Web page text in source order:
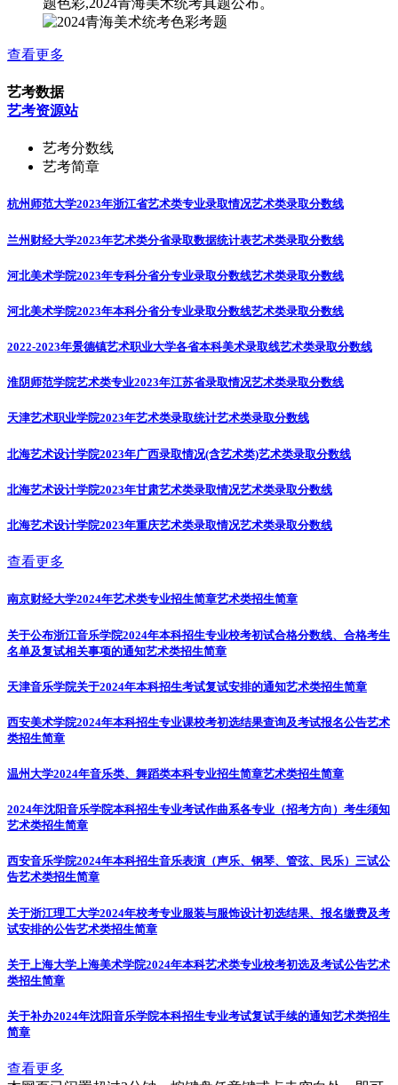
查看更多
艺考数据
艺考资源站
艺考分数线
艺考简章
杭州师范大学2023年浙江省艺术类专业录取情况艺术类录取分数线
兰州财经大学2023年艺术类分省录取数据统计表艺术类录取分数线
河北美术学院2023年专科分省分专业录取分数线艺术类录取分数线
河北美术学院2023年本科分省分专业录取分数线艺术类录取分数线
2022-2023年景德镇艺术职业大学各省本科美术录取线艺术类录取分数线
淮阴师范学院艺术类专业2023年江苏省录取情况艺术类录取分数线
天津艺术职业学院2023年艺术类录取统计艺术类录取分数线
北海艺术设计学院2023年广西录取情况(含艺术类)艺术类录取分数线
北海艺术设计学院2023年甘肃艺术类录取情况艺术类录取分数线
北海艺术设计学院2023年重庆艺术类录取情况艺术类录取分数线
查看更多
南京财经大学2024年艺术类专业招生简章艺术类招生简章
关于公布浙江音乐学院2024年本科招生专业校考初试合格分数线、合格考生
名单及复试相关事项的通知艺术类招生简章
天津音乐学院关于2024年本科招生考试复试安排的通知艺术类招生简章
西安美术学院2024年本科招生专业课校考初选结果查询及考试报名公告艺术
类招生简章
温州大学2024年音乐类、舞蹈类本科专业招生简章艺术类招生简章
2024年沈阳音乐学院本科招生专业考试作曲系各专业（招考方向）考生须知
艺术类招生简章
西安音乐学院2024年本科招生音乐表演（声乐、钢琴、管弦、民乐）三试公
告艺术类招生简章
关于浙江理工大学2024年校考专业服装与服饰设计初选结果、报名缴费及考
试安排的公告艺术类招生简章
关于上海大学上海美术学院2024年本科艺术类专业校考初选及考试公告艺术
类招生简章
关于补办2024年沈阳音乐学院本科招生专业考试复试手续的通知艺术类招生
简章
查看更多